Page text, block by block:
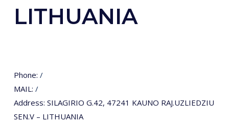
LITHUANIA
Phone: /
MAIL: /
Address: SILAGIRIO G.42, 47241 KAUNO RAJ.UZLIEDZIU
SEN.V – LITHUANIA